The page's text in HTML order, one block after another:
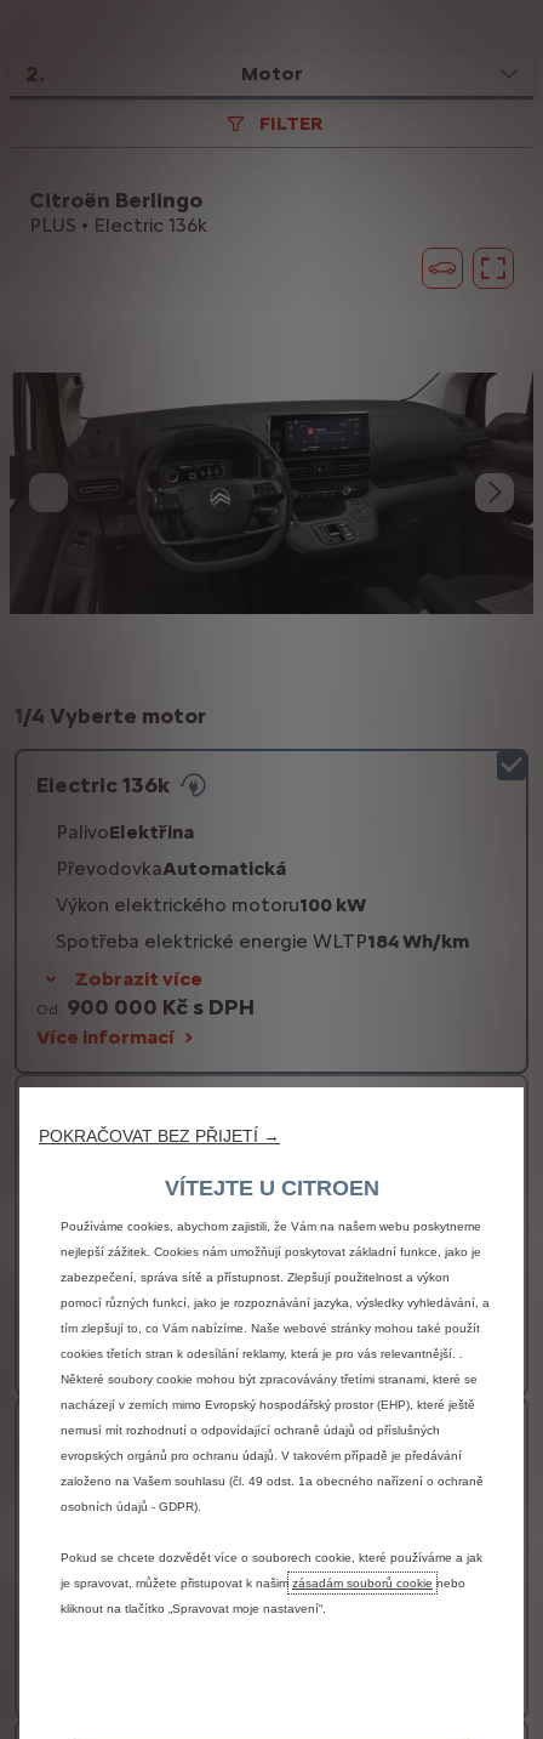
2. Motor
FILTER
Citroën Berlingo
PLUS • Electric 136k
1/4 Vyberte motor
Electric 136k
PalivoElektřina
PřevodovkaAutomatická
Výkon elektrického motoru100 kW
Spotřeba elektrické energie WLTP184 Wh/km
Zobrazit více
Od 900 000 Kč s DPH
Více informací
Manuální
Výkon dieselové motorizace75 kW
Spotřeba5.4 l/100 km
Zobrazit více
Od 635 000 Kč s DPH
Více informací
Diesel 130k
PalivoDiesel
PřevodovkaManuální
Výkon dieselové motorizace
96 kW
Spotřeba5.6 l/100 km
POKRAČOVAT BEZ PŘIJETÍ →
VÍTEJTE U CITROEN
Používáme cookies, abychom zajistili, že Vám na našem webu poskytneme
nejlepší zážitek. Cookies nám umožňují poskytovat základní funkce, jako je
zabezpečení, správa sítě a přístupnost. Zlepšují použitelnost a výkon
pomocí různých funkcí, jako je rozpoznávání jazyka, výsledky vyhledávání, a
tím zlepšují to, co Vám nabízíme. Naše webové stránky mohou také použít
cookies třetích stran k odesílání reklamy, která je pro vás relevantnější. .
Některé soubory cookie mohou být zpracovávány třetími stranami, které se
nacházejí v zemích mimo Evropský hospodářský prostor (EHP), které ještě
nemusí mít rozhodnutí o odpovídající ochraně údajů od příslušných
evropských orgánů pro ochranu údajů. V takovém případě je předávání
založeno na Vašem souhlasu (čl. 49 odst. 1a obecného nařízení o ochraně
osobních údajů - GDPR).
Pokud se chcete dozvědět více o souborech cookie, které používáme a jak
je spravovat, můžete přistupovat k našim zásadám souborů cookie nebo
kliknout na tlačítko „Spravovat moje nastavení“.